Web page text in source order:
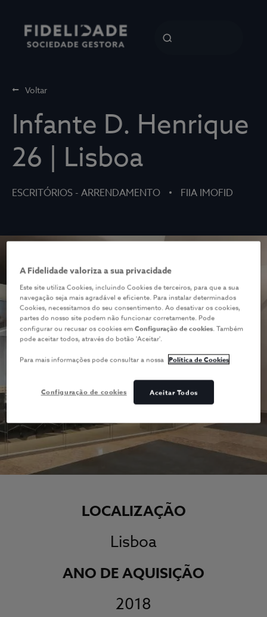
Voltar
Infante D. Henrique
26 | Lisboa
ESCRITÓRIOS - ARRENDAMENTO FIIA IMOFID
LOCALIZAÇÃO
Lisboa
ANO DE AQUISIÇÃO
2018
A Fidelidade valoriza a sua privacidade
Este site utiliza Cookies, incluindo Cookies de terceiros, para que a sua
navegação seja mais agradável e eficiente. Para instalar determinados
Cookies, necessitamos do seu consentimento. Ao desativar os cookies,
partes do nosso site podem não funcionar corretamente. Pode
configurar ou recusar os cookies emConfiguração de cookies. Também
pode aceitar todos, através do botão 'Aceitar'.
Para mais informações pode consultar a nossa Política de Cookies
Aceitar Todos
Configuração de cookies